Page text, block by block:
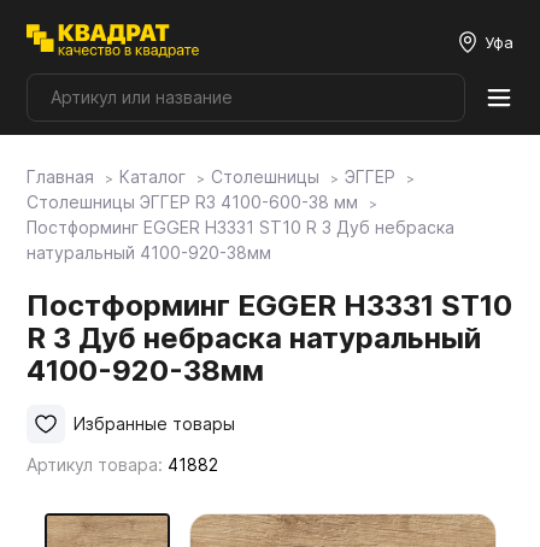
Уфа
Плитные материалы
Фурнитура
Столешницы
Мой ЭГГЕР
Главная Каталог Столешницы
ЭГГЕР
Столешницы ЭГГЕР R3 4100-600-38 мм
Постформинг EGGER H3331 ST10 R 3 Дуб небраска
натуральный 4100-920-38мм
Постформинг EGGER H3331 ST10
R 3 Дуб небраска натуральный
4100-920-38мм
Артикул товара: 41882
Избранные товары